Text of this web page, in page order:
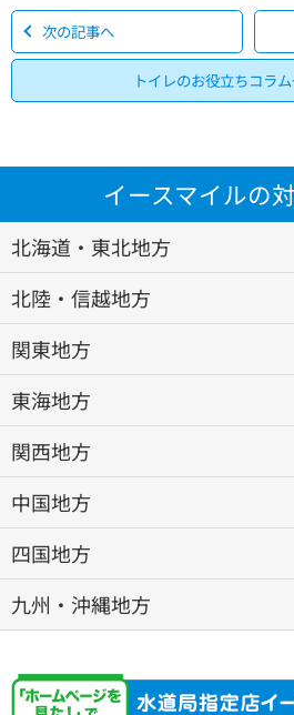
次の記事へ
トイレのお役立ちコラ
イースマイルの
北海道・東北地方
北陸・信越地方
関東地方
東海地方
関西地方
中国地方
四国地方
九州・沖縄地方